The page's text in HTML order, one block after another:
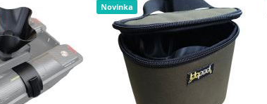
Novinka